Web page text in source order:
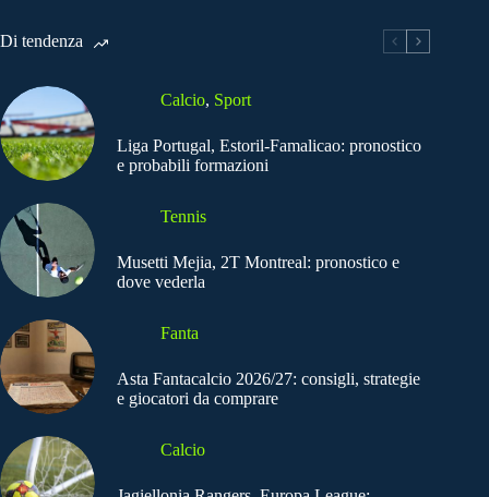
Di tendenza
Calcio, Sport
Liga Portugal, Estoril-Famalicao: pronostico
e probabili formazioni
Tennis
Musetti Mejia, 2T Montreal: pronostico e
dove vederla
Fanta
Asta Fantacalcio 2026/27: consigli, strategie
e giocatori da comprare
Calcio